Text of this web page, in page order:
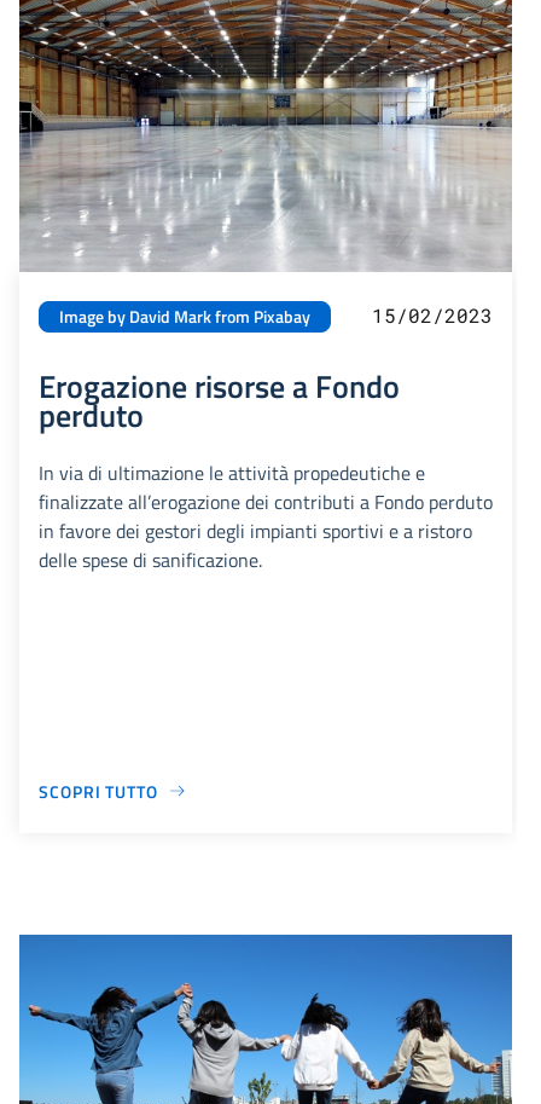
Image by David Mark from Pixabay 15/02/2023
Erogazione risorse a Fondo
perduto
In via di ultimazione le attività propedeutiche e
finalizzate all’erogazione dei contributi a Fondo perduto
in favore dei gestori degli impianti sportivi e a ristoro
delle spese di sanificazione.
SCOPRI TUTTO